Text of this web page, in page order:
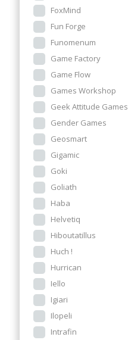
FoxMind
Fun Forge
Funomenum
Game Factory
Game Flow
Games Workshop
Geek Attitude Games
Gender Games
Geosmart
Gigamic
Goki
Goliath
Haba
Helvetiq
Hiboutatillus
Huch !
Hurrican
Iello
Igiari
Ilopeli
Intrafin